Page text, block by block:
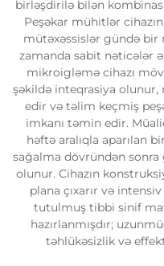
birləşdirilə bilən
Peşəkar mühitlər
mütəxəssislər gündə bir
zamanda sabit nəticələr
mikroigləmə cihazı
şəkildə inteqrasiya olunur,
edir və təlim keçmiş
imkanı təmin edir.
həftə aralıqla aparılan
sağalma dövründən sonra
olunur. Cihazın
plana çıxarır və
tutulmuş tibbi sinif
hazırlanmışdır;
təhlükəsizlik və